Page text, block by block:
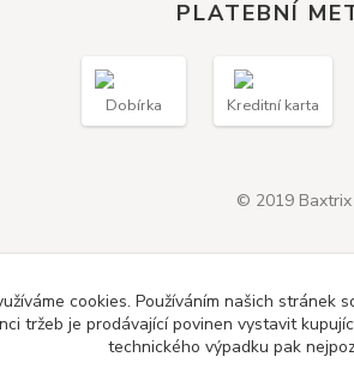
PLATEBNÍ
Dobírka Kreditní karta
© 2019 Baxtrix
cookies. Používáním našich
tržeb je prodávající povinen vystavit
technického výpadku pak